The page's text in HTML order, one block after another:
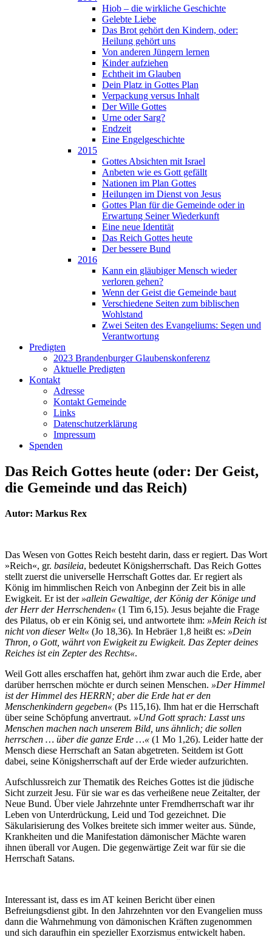
Hiob – die wirkliche Geschichte
Gelebte Liebe
Das Brot gehört den Kindern, oder:
Heilung gehört uns
Von anderen Jüngern lernen
Kinder aufziehen
Echtheit im Glauben
Dein Platz in Gottes Plan
Verpackung versus Inhalt
Der Wille Gottes
Urne oder Sarg?
Endzeit
Eine Engelgeschichte
2015
Gottes Absichten mit Israel
Anbeten wie es Gott gefällt
Nationen im Plan Gottes
Heilungen im Dienst von Jesus
Gottes Plan für die Gemeinde oder in
Erwartung Seiner Wiederkunft
Eine neue Identität
Das Reich Gottes heute
Der bessere Bund
2016
Kann ein gläubiger Mensch wieder
verloren gehen?
Wenn der Geist die Gemeinde baut
Verschiedene Seiten zum biblischen
Wohlstand
Zwei Seiten des Evangeliums: Segen und
Verantwortung
Predigten
2023 Brandenburger Glaubenskonferenz
Aktuelle Predigten
Kontakt
Adresse
Kontakt Gemeinde
Links
Datenschutzerklärung
Impressum
Spenden
Das Reich Gottes heute (oder: Der Geist,
die Gemeinde und das Reich)
Autor: Markus Rex
Das Wesen von Gottes Reich besteht darin, dass er regiert. Das Wort
»Reich«, gr. basileia, bedeutet Königsherrschaft. Das Reich Gottes
stellt zuerst die universelle Herrschaft Gottes dar. Er regiert als
König im himmlischen Reich von Anbeginn der Zeit bis in alle
Ewigkeit. Er ist der »allein Gewaltige, der König der Könige und
der Herr der Herrschenden« (1 Tim 6,15). Jesus bejahte die Frage
des Pilatus, ob er ein König sei, und antwortete ihm: »Mein Reich ist
nicht von dieser Welt« (Jo 18,36). In Hebräer 1,8 heißt es: »Dein
Thron, o Gott, währt von Ewigkeit zu Ewigkeit. Das Zepter deines
Reiches ist ein Zepter des Rechts«.
Weil Gott alles erschaffen hat, gehört ihm zwar auch die Erde, aber
darüber herrschen möchte er durch seinen Menschen. »Der Himmel
ist der Himmel des HERRN; aber die Erde hat er den
Menschenkindern gegeben« (Ps 115,16). Ihm hat er die Herrschaft
über seine Schöpfung anvertraut. »Und Gott sprach: Lasst uns
Menschen machen nach unserem Bild, uns ähnlich; die sollen
herrschen … über die ganze Erde …« (1 Mo 1,26). Leider hatte der
Mensch diese Herrschaft an Satan abgetreten. Seitdem ist Gott
dabei, seine Königsherrschaft auf der Erde wieder aufzurichten.
Aufschlussreich zur Thematik des Reiches Gottes ist die jüdische
Sicht zurzeit Jesu. Für sie war es das verheißene neue Zeitalter, der
Neue Bund. Über viele Jahrzehnte unter Fremdherrschaft war ihr
Leben von Unterdrückung, Leid und Tod gezeichnet. Die
Säkularisierung des Volkes breitete sich immer weiter aus. Sünde,
Krankheiten und die Manifestation dämonischer Mächte waren
ihnen überall vor Augen. Die gegenwärtige Zeit war für sie die
Herrschaft Satans.
Interessant ist, dass es im AT keinen Bericht über einen
Befreiungsdienst gibt. In den Jahrzehnten vor den Evangelien muss
dann die Wahrnehmung von dämonischen Kräften zugenommen
und sich daraufhin ein spezieller Exorzismus entwickelt haben.